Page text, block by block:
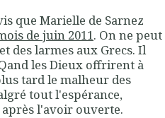
que Marielle de Sarnez
de juin 2011. On ne peut
des larmes aux Grecs. Il
les Dieux offrirent à
tard le malheur des
tout l'espérance,
l'avoir ouverte.